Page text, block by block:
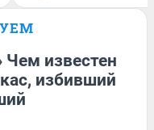
Чем известен
избивший